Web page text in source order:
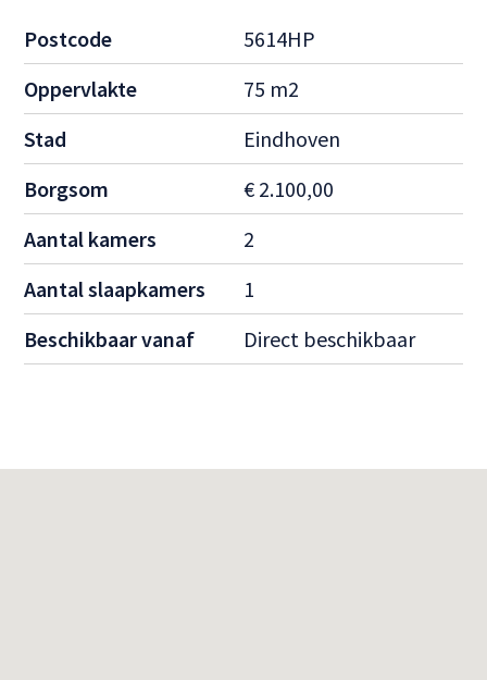
Postcode
5614HP
Oppervlakte
75 m2
Stad
Eindhoven
Borgsom
€ 2.100,00
Aantal kamers
2
Aantal slaapkamers
1
Beschikbaar vanaf
Direct beschikbaar